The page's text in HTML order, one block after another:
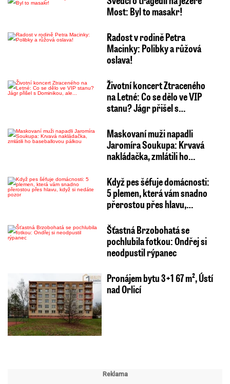
Most: Byl to masakr!
Radost v rodině Petra
Macinky: Polibky a růžová
oslava!
Životní koncert Ztraceného
na Letné: Co se dělo ve VIP
stanu? Jágr přišel s…
Maskovaní muži napadli
Jaromíra Soukupa: Krvavá
nakládačka, zmlátili ho…
Když pes šéfuje domácnosti:
5 plemen, která vám snadno
přerostou přes hlavu,…
Šťastná Brzobohatá se
pochlubila fotkou: Ondřej si
neodpustil rýpanec
Pronájem bytu 3+1 67 m², Ústí
nad Orlicí